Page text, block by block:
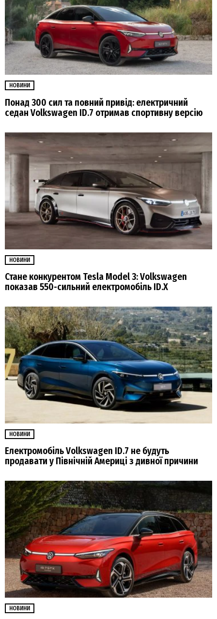
НОВИНИ
Понад 300 сил та повний привід: електричний
седан Volkswagen ID.7 отримав спортивну версію
НОВИНИ
Стане конкурентом Tesla Model 3: Volkswagen
показав 550-сильний електромобіль ID.X
НОВИНИ
Електромобіль Volkswagen ID.7 не будуть
продавати у Північній Америці з дивної причини
НОВИНИ